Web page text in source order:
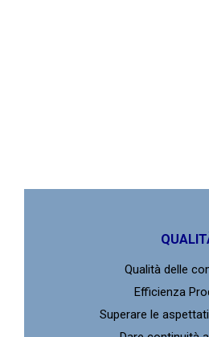
Qualità delle
Efficienza
Superare le